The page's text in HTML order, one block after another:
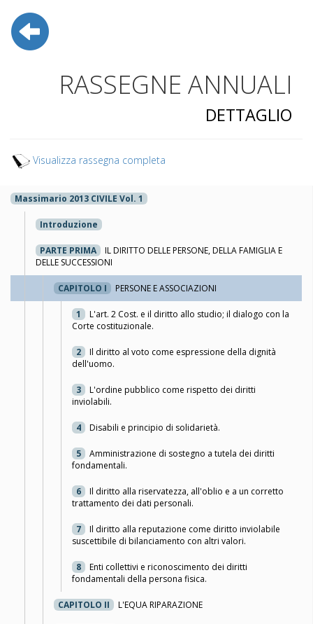
RASSEGNE ANNUALI
DETTAGLIO
Visualizza rassegna completa
Massimario 2013 CIVILE Vol. 1
Introduzione
PARTE PRIMA
IL DIRITTO DELLE PERSONE, DELLA FAMIGLIA E
DELLE SUCCESSIONI
CAPITOLO I PERSONE E ASSOCIAZIONI
1
L'art. 2 Cost. e il diritto allo studio; il dialogo con la
Corte costituzionale.
2
Il diritto al voto come espressione della dignità
dell'uomo.
3
L'ordine pubblico come rispetto dei diritti
inviolabili.
4 Disabili e principio di solidarietà.
5
Amministrazione di sostegno a tutela dei diritti
fondamentali.
6
Il diritto alla riservatezza, all'oblio e a un corretto
trattamento dei dati personali.
7
Il diritto alla reputazione come diritto inviolabile
suscettibile di bilanciamento con altri valori.
8
Enti collettivi e riconoscimento dei diritti
fondamentali della persona fisica.
CAPITOLO II L'EQUA RIPARAZIONE